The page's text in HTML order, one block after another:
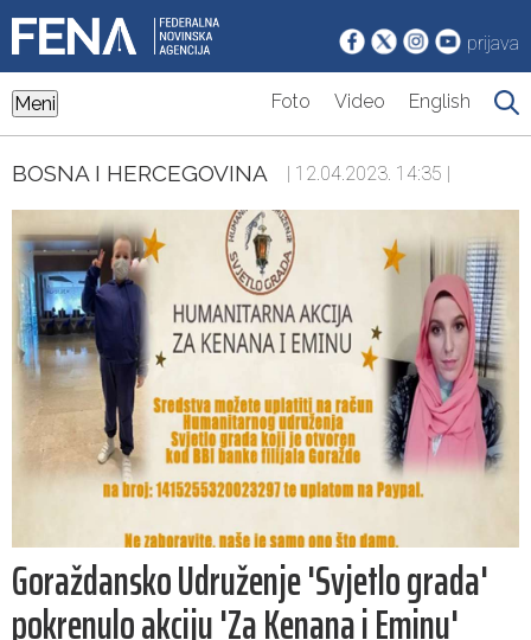
prijava
Meni Foto Video English
BOSNA I HERCEGOVINA | 12.04.2023. 14:35 |
Goraždansko Udruženje 'Svjetlo grada'
pokrenulo akciju 'Za Kenana i Eminu'